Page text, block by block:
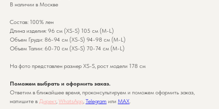
В наличии в Москве
Состав: 100% лен
Длина изделия: 96 см (XS-S) 105 см (М-L)
Объем Груди: 86-94 см (XS-S) 94-98 см (М-L)
Объем Талии: 60-70 см (XS-S) 70-74 см (М-L)
На фото представлен размер XS-S, рост модели 178 см
Поможем выбрать и оформить заказ.
Ответим в ближайшее время, проконсультируем и поможем оформить заказ,
напишите в Директ, WhatsApp, Telegram или MAX.